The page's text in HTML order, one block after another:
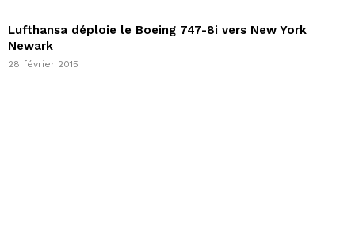
Lufthansa déploie le Boeing 747-8i vers New York
Newark
28 février 2015